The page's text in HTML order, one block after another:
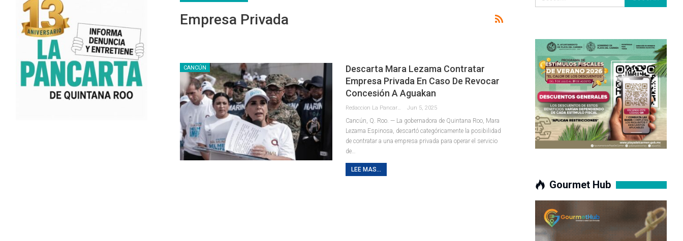
Empresa Privada
CANCÚN
Descarta Mara Lezama Contratar
Empresa Privada En Caso De Revocar
Concesión A Aguakan
Jun 5, 2025
Cancún, Q. Roo. — La gobernadora de Quintana Roo, Mara
Lezama Espinosa, descartó categóricamente la posibilidad
de contratar a una empresa privada para operar el servicio
de
LEE MAS...
Gourmet Hub